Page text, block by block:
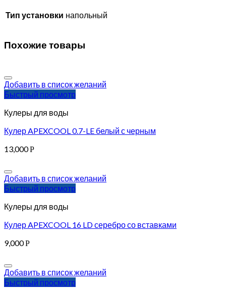
Тип установки напольный
Похожие товары
Добавить в список желаний
Быстрый просмотр
Кулеры для воды
Кулер APEXCOOL 0.7-LE белый с черным
13,000Р
Добавить в список желаний
Быстрый просмотр
Кулеры для воды
Кулер APEXCOOL 16 LD серебро со вставками
9,000Р
Добавить в список желаний
Быстрый просмотр